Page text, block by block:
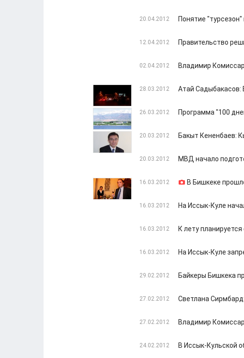
20.04.2012 Понятие
12.04.2012 Правительство
02.04.2012 Владимир
28.03.2012 Атай
26.03.2012 Программа "100
20.03.2012 Бакыт Кененбаев:
20.03.2012 МВД начало
16.03.2012 В Бишкеке
16.03.2012 На Иссык-Куле
16.03.2012 К лету
16.03.2012 На Иссык-Куле
29.02.2012 Байкеры Бишкека
27.02.2012 Светлана
27.02.2012 Владимир
24.02.2012 В Иссык-Кульской